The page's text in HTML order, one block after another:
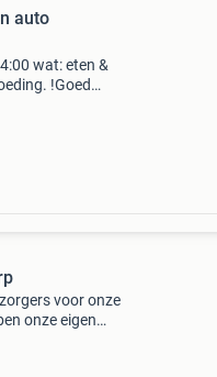
auto
wat: eten &
!Goed
voor onze
onze eigen